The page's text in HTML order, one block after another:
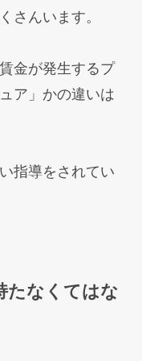
さんいます。
金が発生するプ
ア」かの違いは
指導をされてい
たなくてはな